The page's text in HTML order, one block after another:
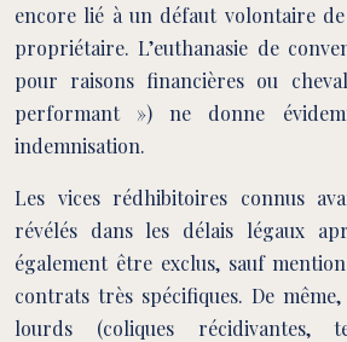
encore lié à un défaut volontaire
propriétaire. L’euthanasie de
pour raisons financières ou
performant ») ne donne
indemnisation.
Les vices rédhibitoires connus
révélés dans les délais légaux
également être exclus, sauf
contrats très spécifiques. De
lourds (coliques récidivantes,